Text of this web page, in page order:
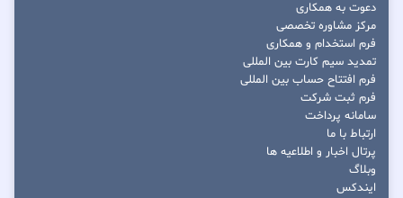
دعوت به همکاری
مرکز مشاوره تخصصی
فرم استخدام و همکاری
تمدید سیم کارت بین المللی
فرم افتتاح حساب بین المللی
فرم ثبت شرکت
سامانه پرداخت
ارتباط با ما
پرتال اخبار و اطلاعیه ها
وبلاگ
ایندکس